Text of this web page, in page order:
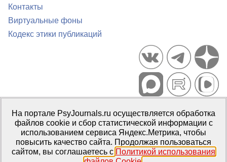
Контакты
Виртуальные фоны
Кодекс этики публикаций
Портал психологических изданий PsyJournals.ru, 2007–2026
Правила использования материалов
Свидетельство регистрации СМИЭл № ФС77-66447 от 14 июля
2016 г.
Издатель: ФГБОУ ВО МГППУ
На портале PsyJournals.ru осуществляется обработка
файлов cookie и сбор статистической информации с
использованием сервиса Яндекс.Метрика, чтобы
повысить качество сайта. Продолжая пользоваться
сайтом, вы соглашаетесь с Политикой использования